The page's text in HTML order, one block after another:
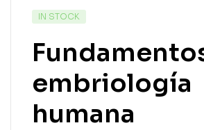
IN STOCK
embriología
humana